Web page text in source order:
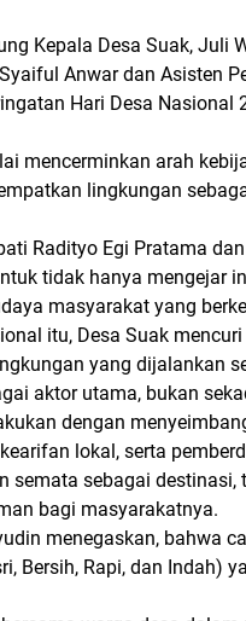
Kepala Desa Suak, Juli
Anwar dan Asisten
Hari Desa Nasional
mencerminkan arah
lingkungan
Radityo Egi Pratama
tidak hanya mengejar
masyarakat yang
itu, Desa Suak
yang dijalankan
aktor utama, bukan
dengan
lokal, serta
semata sebagai destinasi,
bagi masyarakatnya.
menegaskan, bahwa
Bersih, Rapi, dan Indah)